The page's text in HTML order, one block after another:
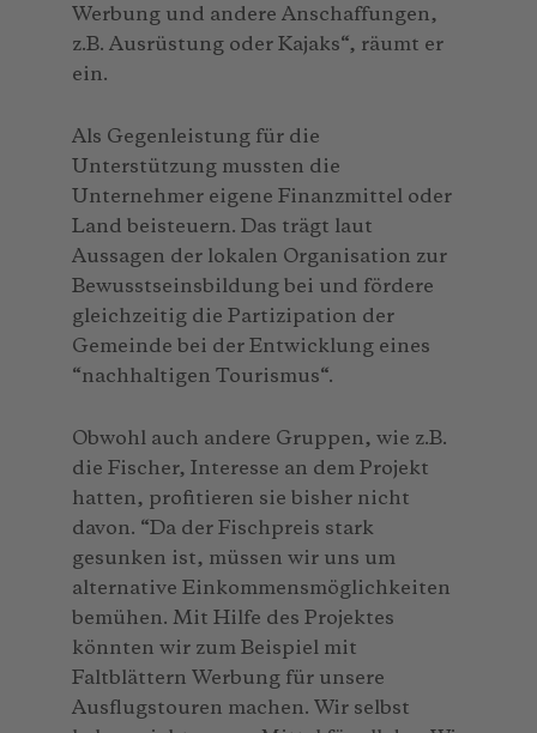
Werbung und andere Anschaffungen,
z.B. Ausrüstung oder Kajaks“, räumt er
ein.
Als Gegenleistung für die
Unterstützung mussten die
Unternehmer eigene Finanzmittel oder
Land beisteuern. Das trägt laut
Aussagen der lokalen Organisation zur
Bewusstseinsbildung bei und fördere
gleichzeitig die Partizipation der
Gemeinde bei der Entwicklung eines
“nachhaltigen Tourismus“.
Obwohl auch andere Gruppen, wie z.B.
die Fischer, Interesse an dem Projekt
hatten, profitieren sie bisher nicht
davon. “Da der Fischpreis stark
gesunken ist, müssen wir uns um
alternative Einkommensmöglichkeiten
bemühen. Mit Hilfe des Projektes
könnten wir zum Beispiel mit
Faltblättern Werbung für unsere
Ausflugstouren machen. Wir selbst